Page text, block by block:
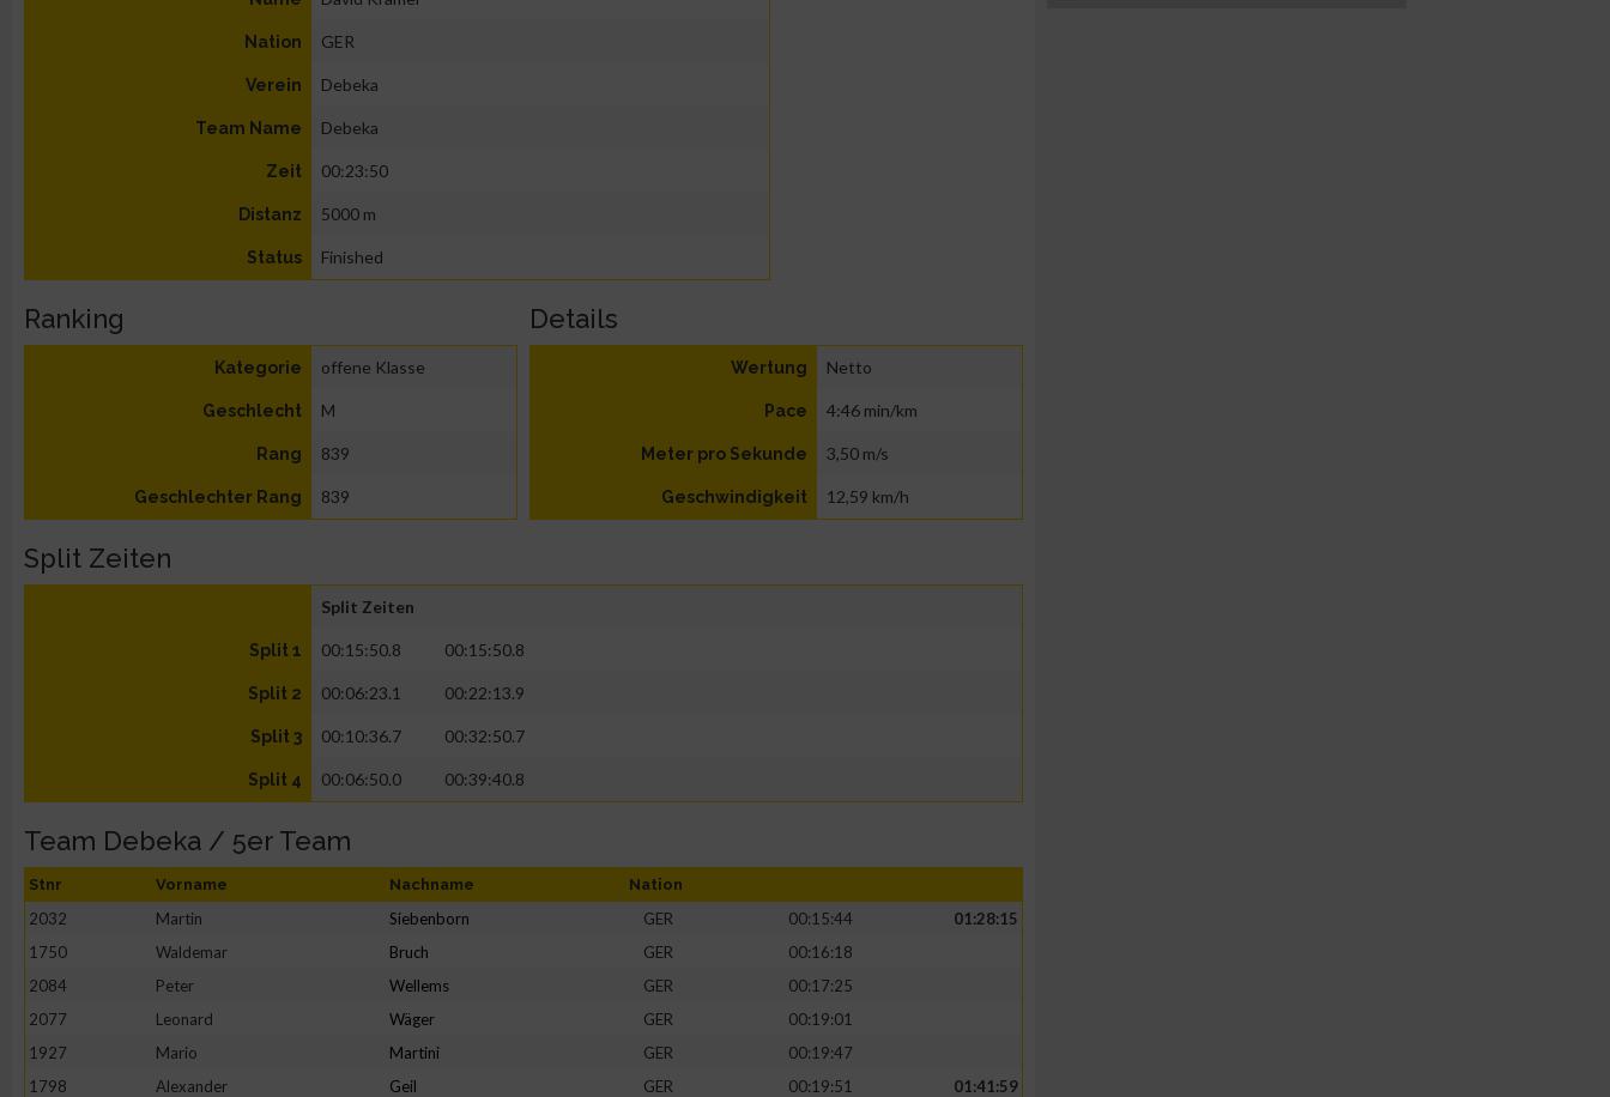
Nation GER
Verein Debeka
Team Name Debeka
Zeit 00:23:50
Distanz 5000 m
Status Finished
Ranking
Kategorie offene Klasse
Geschlecht M
Rang 839
Geschlechter Rang 839
Details
Wertung Netto
Pace 4:46 min/km
Meter pro Sekunde 3,50 m/s
Geschwindigkeit 12,59 km/h
Split Zeiten
Split Zeiten
Split 1 00:15:50.8 00:15:50.8
Split 2 00:06:23.1 00:22:13.9
Split 3 00:10:36.7 00:32:50.7
Split 4 00:06:50.0 00:39:40.8
Team Debeka / 5er Team
Stnr Vorname Nachname Nation
2032 Martin Siebenborn GER 00:15:44
01:28:15
1750
Waldemar Bruch GER
00:16:18
2084
Peter Wellems GER
00:17:25
2077
Leonard Wäger GER
00:19:01
1927
Mario Martini GER
00:19:47
1798
Alexander Geil GER 00:19:51
01:41:59